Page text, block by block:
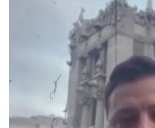
Chuyên mục
Thông tin tài
Đổi mật khẩu
Tin đã lưu